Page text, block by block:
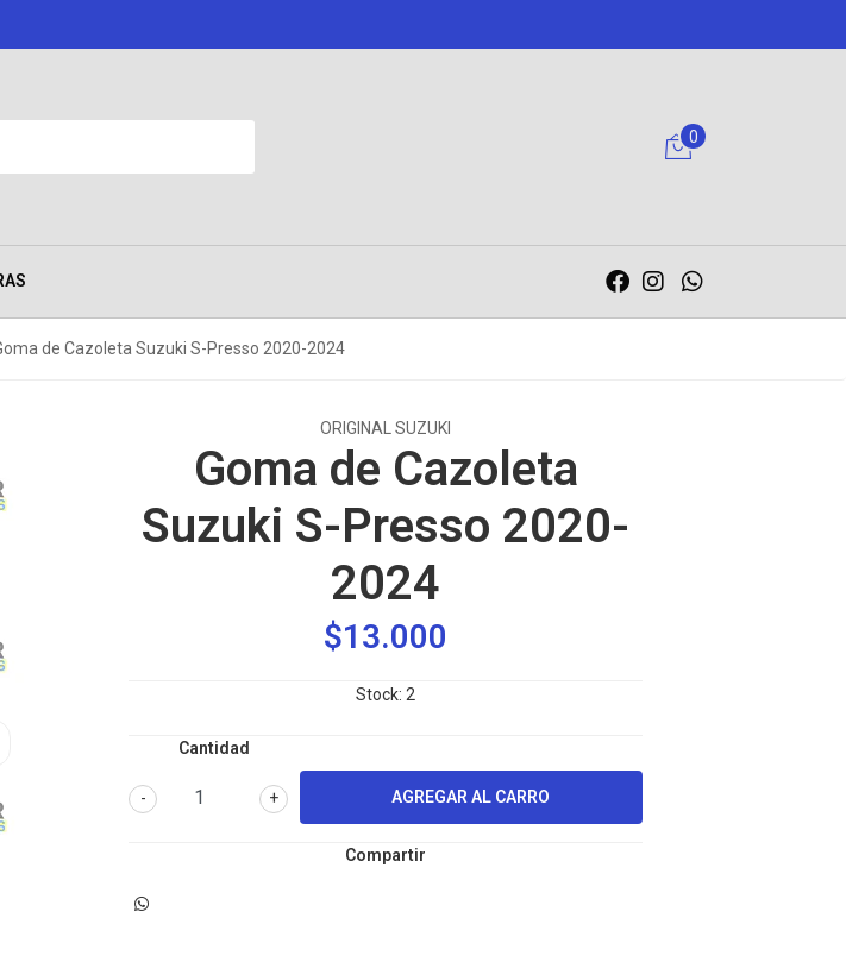
0
de Cazoleta Suzuki S-Presso 2020-2024
ORIGINAL SUZUKI
Goma de Cazoleta
Suzuki S-Presso 2020-
2024
$13.000
Stock: 2
Cantidad
+
-
Compartir